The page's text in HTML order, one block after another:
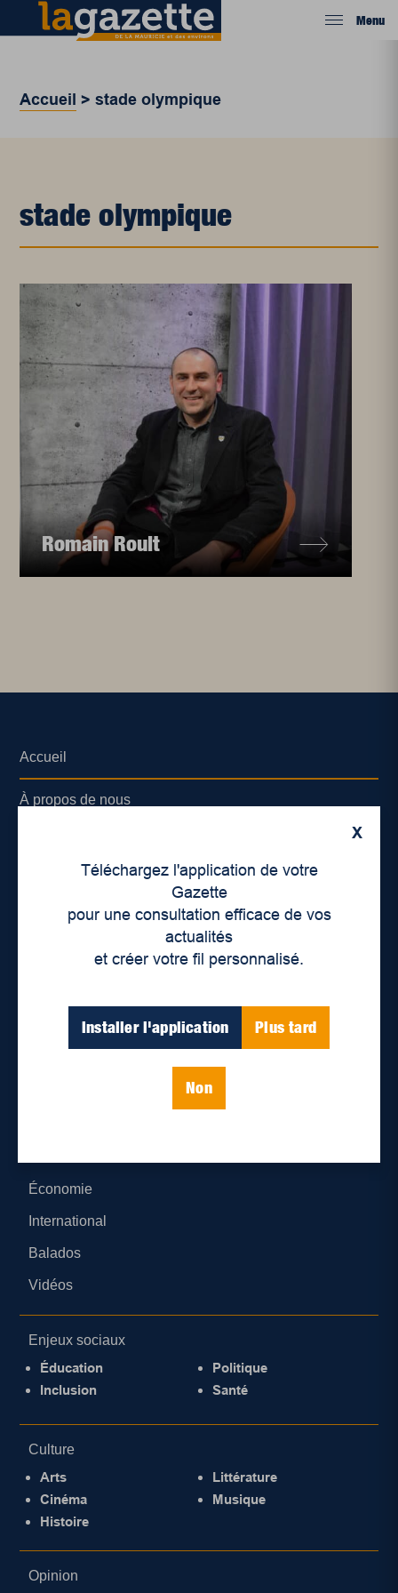
Menu
Accueil >stade olympique
stade olympique
Romain Roult
X
Téléchargez l'application de votre
Gazette
pour une consultation efficace de vos
actualités
et créer votre fil personnalisé.
Installer l'application Plus tard
Non
Accueil
À propos de nous
Lieux de distribution
Économie
International
Balados
Vidéos
Enjeux sociaux
Éducation
Inclusion
Politique
Santé
Culture
Arts
Cinéma
Histoire
Littérature
Musique
Opinion